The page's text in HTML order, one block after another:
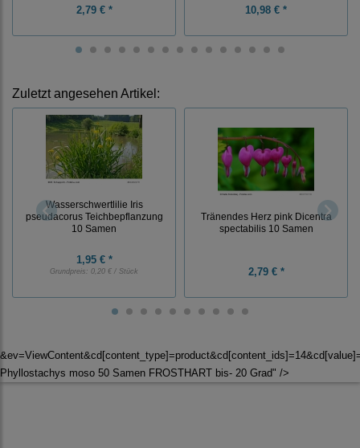
2,79 € * 10,98 € *
Zuletzt angesehen Artikel:
Wasserschwertlilie Iris
pseudacorus Teichbepflanzung
10 Samen
1,95 € *
Grundpreis: 0,20 € / Stück
Tränendes Herz pink Dicentra
spectabilis 10 Samen
2,79 € *
Phyllostachys moso 50 Samen FROSTHART bis- 20 Grad" />